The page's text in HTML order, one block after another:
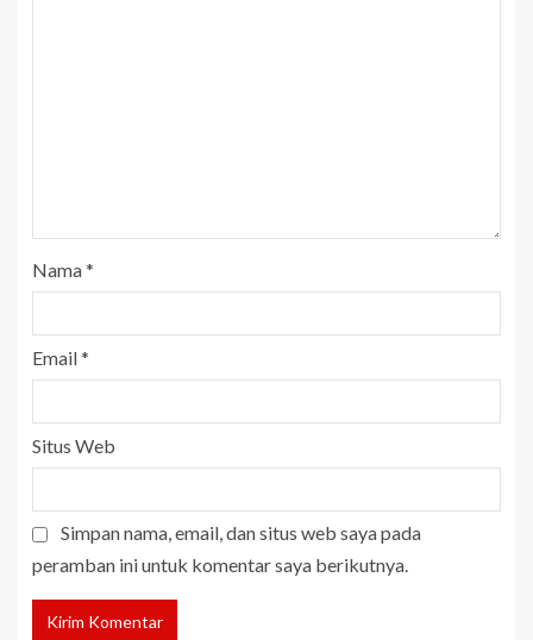
Nama*
Email*
Situs Web
Simpan nama, email, dan situs web saya pada
peramban ini untuk komentar saya berikutnya.